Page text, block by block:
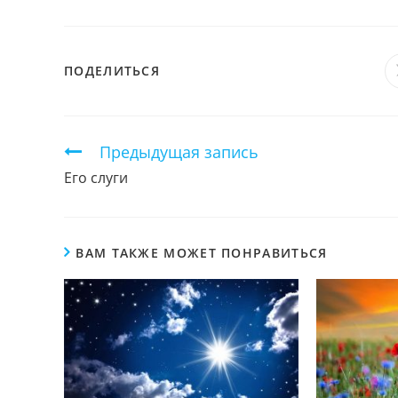
ПОДЕЛИТЬСЯ
Продолжить
чтение
Предыдущая запись
Его слуги
ВАМ ТАКЖЕ МОЖЕТ ПОНРАВИТЬСЯ